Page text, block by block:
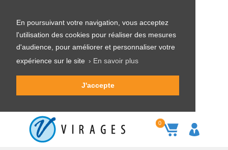
En poursuivant votre navigation, vous acceptez
l'utilisation des cookies pour réaliser des mesures
d'audience, pour améliorer et personnaliser votre
expérience sur le site › En savoir plus
J'accepte
0